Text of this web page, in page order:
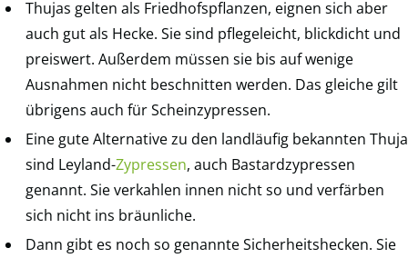
Thujas gelten als Friedhofspflanzen, eignen sich aber
auch gut als Hecke. Sie sind pflegeleicht, blickdicht und
preiswert. Außerdem müssen sie bis auf wenige
Ausnahmen nicht beschnitten werden. Das gleiche gilt
übrigens auch für Scheinzypressen.
Eine gute Alternative zu den landläufig bekannten Thuja
sind Leyland-Zypressen, auch Bastardzypressen
genannt. Sie verkahlen innen nicht so und verfärben
sich nicht ins bräunliche.
Dann gibt es noch so genannte Sicherheitshecken. Sie